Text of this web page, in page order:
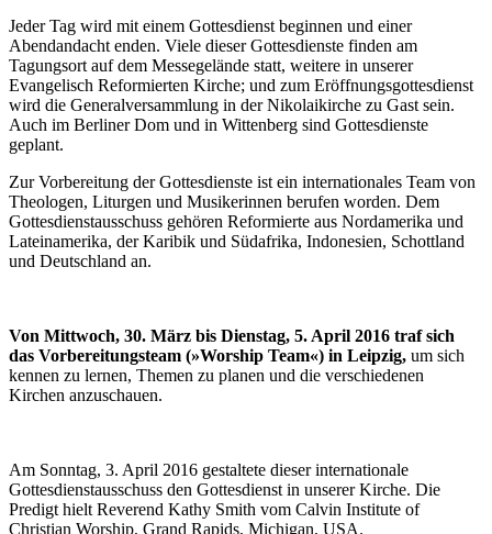
Jeder Tag wird mit einem Gottesdienst beginnen und einer
Abendandacht enden. Viele dieser Gottesdienste finden am
Tagungsort auf dem Messegelände statt, weitere in unserer
Evangelisch Reformierten Kirche; und zum Eröffnungsgottesdienst
wird die Generalversammlung in der Nikolaikirche zu Gast sein.
Auch im Berliner Dom und in Wittenberg sind Gottesdienste
geplant.
Zur Vorbereitung der Gottesdienste ist ein internationales Team von
Theologen, Liturgen und Musikerinnen berufen worden. Dem
Gottesdienstausschuss gehören Reformierte aus Nordamerika und
Lateinamerika, der Karibik und Südafrika, Indonesien, Schottland
und Deutschland an.
Von Mittwoch, 30. März bis Dienstag, 5. April 2016 traf sich
das Vorbereitungsteam (»Worship Team«) in Leipzig, um sich
kennen zu lernen, Themen zu planen und die verschiedenen
Kirchen anzuschauen.
Am Sonntag, 3. April 2016 gestaltete dieser internationale
Gottesdienstausschuss den Gottesdienst in unserer Kirche. Die
Predigt hielt Reverend Kathy Smith vom Calvin Institute of
Christian Worship, Grand Rapids, Michigan, USA.